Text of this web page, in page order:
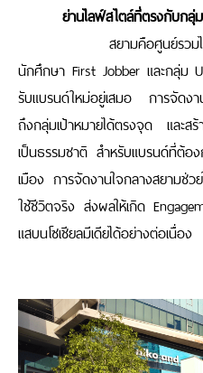
ย่านไลฟ์สไตล์ที่ตรงกับกลุ่
สยามคือศูนย์รว
นักศึกษา First Jobber และกลุ่ม
รับแบรนด์ใหม่อยู่เสมอ การจัดงา
ถึงกลุ่มเป้าหมายได้ตรงจุด และส
เป็นธรรมชาติ สำหรับแบรนด์ที่ต้อ
เมือง การจัดงานใจกลางสยามช่ว
ใช้ชีวิตจริง ส่งผลให้เกิด
แสบนโซเชียลมีเดียได้อย่างต่อเนื่อง